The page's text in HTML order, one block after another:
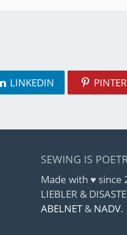
LINKEDIN
SEWING IS
Made with ♥ since
LIEBLER &
ABELNET& NADV.